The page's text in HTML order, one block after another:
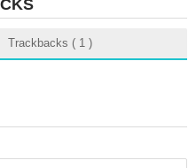
Trackbacks ( 1 )